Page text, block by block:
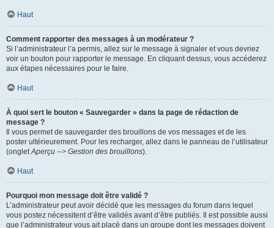
Haut
Comment rapporter des messages à un modérateur ?
Si l’administrateur l’a permis, allez sur le message à signaler et vous devriez
voir un bouton pour rapporter le message. En cliquant dessus, vous accéderez
aux étapes nécessaires pour le faire.
Haut
À quoi sert le bouton « Sauvegarder » dans la page de rédaction de
message ?
Il vous permet de sauvegarder des brouillons de vos messages et de les
poster ultérieurement. Pour les recharger, allez dans le panneau de l’utilisateur
(ongletAperçu --> Gestion des brouillons).
Haut
Pourquoi mon message doit être validé ?
L’administrateur peut avoir décidé que les messages du forum dans lequel
vous postez nécessitent d’être validés avant d’être publiés. Il est possible aussi
que l’administrateur vous ait placé dans un groupe dont les messages doivent